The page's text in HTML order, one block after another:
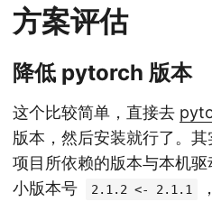
方案评估
降低 pytorch 版本
这个比较简单，直接去
版本，然后安装就行了。其
项目所依赖的版本与本机
小版本号
2.1.2 <- 2.1.1